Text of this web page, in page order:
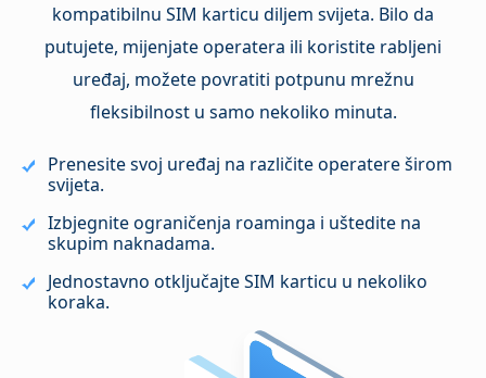
kompatibilnu SIM karticu diljem svijeta. Bilo da
putujete, mijenjate operatera ili koristite rabljeni
uređaj, možete povratiti potpunu mrežnu
fleksibilnost u samo nekoliko minuta.
Prenesite svoj uređaj na različite operatere širom
svijeta.
Izbjegnite ograničenja roaminga i uštedite na
skupim naknadama.
Jednostavno otključajte SIM karticu u nekoliko
koraka.